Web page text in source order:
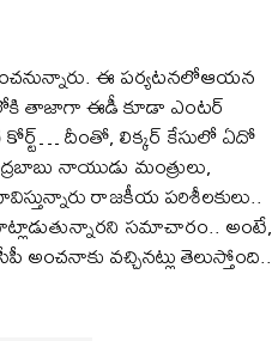
ఈ పర్యటనలోఆయన
తాజాగా ఈడీ కూడా ఎంటర్‌
దీంతో, లిక్కర్‌ కేసులో ఏదో
నాయుడు మంత్రులు,
రాజకీయ పరిశీలకులు..
సమాచారం.. అంటే,
వచ్చినట్లు తెలుస్తోంది..